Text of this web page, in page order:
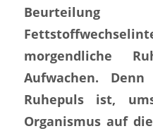
morgendliche
Aufwachen.
Ruhepuls ist,
Organismus auf